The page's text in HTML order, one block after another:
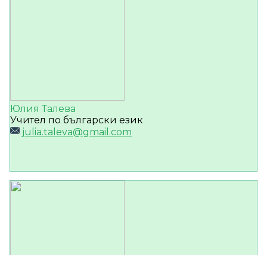
Юлия Талева
Учител по български език
julia.taleva@gmail.com